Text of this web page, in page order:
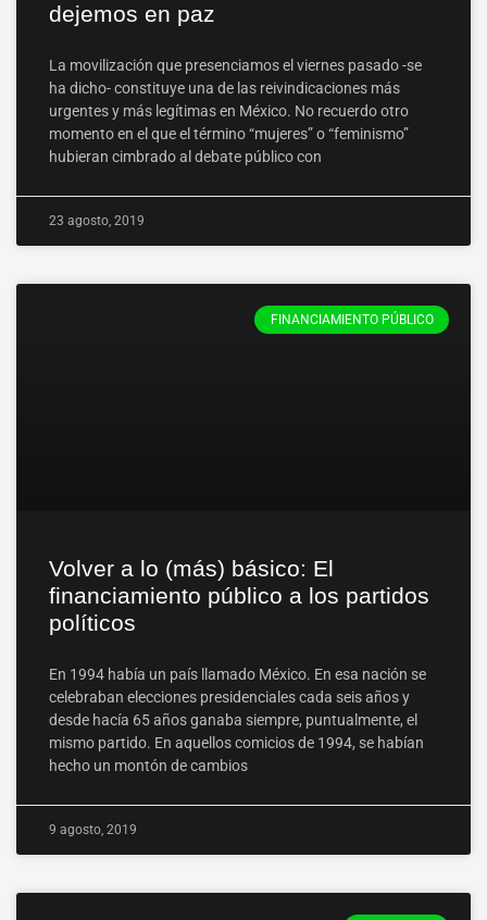
dejemos en paz
La movilización que presenciamos el viernes pasado -se
ha dicho- constituye una de las reivindicaciones más
urgentes y más legítimas en México. No recuerdo otro
momento en el que el término “mujeres” o “feminismo”
hubieran cimbrado al debate público con
23 agosto, 2019
FINANCIAMIENTO PÚBLICO
Volver a lo (más) básico: El
financiamiento público a los partidos
políticos
En 1994 había un país llamado México. En esa nación se
celebraban elecciones presidenciales cada seis años y
desde hacía 65 años ganaba siempre, puntualmente, el
mismo partido. En aquellos comicios de 1994, se habían
hecho un montón de cambios
9 agosto, 2019